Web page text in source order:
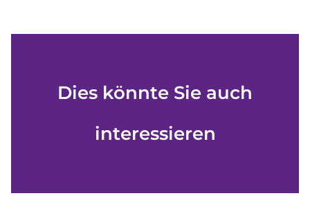
Dies könnte Sie auch
interessieren